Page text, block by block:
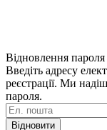
Відновлення пароля
Введіть адресу
реєстрації. Ми
пароля.
Відновити